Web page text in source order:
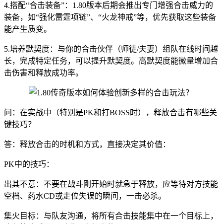
4.搭配“合击装备”：1.80版本后期会推出专门增强合击威力的
装备，如“强化雷霆项链”、“火龙神戒”等，优先获取这些装备
能产生质变。
5.培养默契度：与你的合击伙伴（师徒/夫妻）组队在线时间越
长，完成特定任务，可以提升默契度。高默契度能微量增加合
击伤害和释放成功率。
问：在实战中（特别是PK和打BOSS时），释放合击有哪些关
键技巧？
答：释放合击的时机和方式，直接决定其价值：
PK中的技巧：
出其不意：不要在战斗刚开始时就急于释放，应等待对方技能
空档、药水CD或走位失误的瞬间，一击必杀。
集火目标：与队友沟通，将所有合击技能集中在一个目标上，